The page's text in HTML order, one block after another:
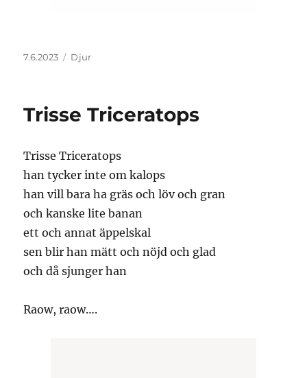
Posted
7.6.2023 Categories
Djur
Trisse Triceratops
Trisse Triceratops
han tycker inte om kalops
han vill bara ha gräs och löv och gran
och kanske lite banan
ett och annat äppelskal
sen blir han mätt och nöjd och glad
och då sjunger han
Raow, raow….